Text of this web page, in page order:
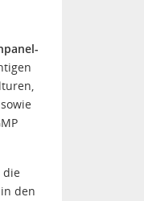
die
den